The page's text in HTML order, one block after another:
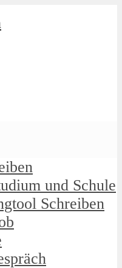
und Schule
Schreiben